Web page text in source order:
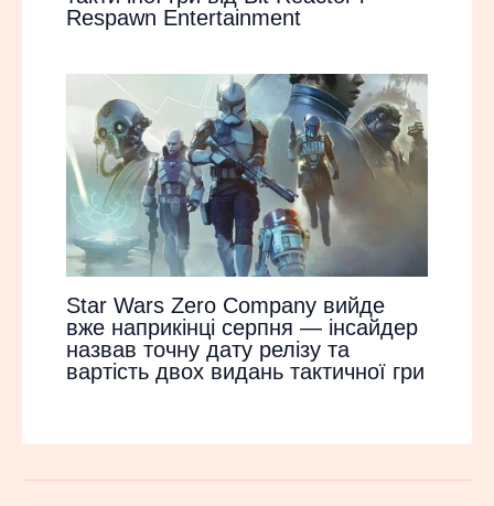
Respawn Entertainment
Star Wars Zero Company вийде
вже наприкінці серпня — інсайдер
назвав точну дату релізу та
вартість двох видань тактичної гри